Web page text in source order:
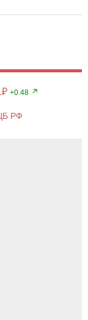
+0.48
РФ